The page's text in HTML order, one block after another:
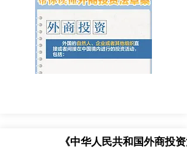
《中华人民共和国外商投资